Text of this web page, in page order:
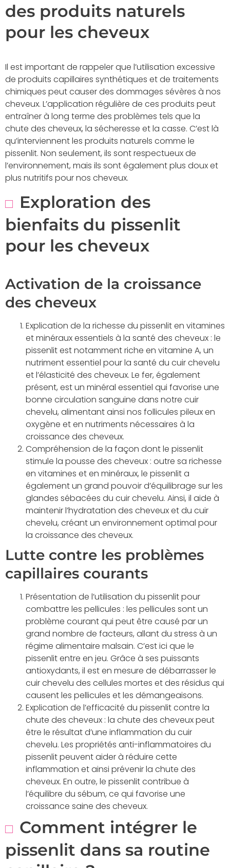
des produits naturels
pour les cheveux
Il est important de rappeler que l’utilisation excessive
de produits capillaires synthétiques et de traitements
chimiques peut causer des dommages sévères à nos
cheveux. L’application régulière de ces produits peut
entraîner à long terme des problèmes tels que la
chute des cheveux, la sécheresse et la casse. C’est là
qu’interviennent les produits naturels comme le
pissenlit. Non seulement, ils sont respectueux de
l’environnement, mais ils sont également plus doux et
plus nutritifs pour nos cheveux.
Exploration des
bienfaits du pissenlit
pour les cheveux
Activation de la croissance
des cheveux
Explication de la richesse du pissenlit en vitamines
et minéraux essentiels à la santé des cheveux : le
pissenlit est notamment riche en vitamine A, un
nutriment essentiel pour la santé du cuir chevelu
et l’élasticité des cheveux. Le fer, également
présent, est un minéral essentiel qui favorise une
bonne circulation sanguine dans notre cuir
chevelu, alimentant ainsi nos follicules pileux en
oxygène et en nutriments nécessaires à la
croissance des cheveux.
Compréhension de la façon dont le pissenlit
stimule la pousse des cheveux : outre sa richesse
en vitamines et en minéraux, le pissenlit a
également un grand pouvoir d’équilibrage sur les
glandes sébacées du cuir chevelu. Ainsi, il aide à
maintenir l’hydratation des cheveux et du cuir
chevelu, créant un environnement optimal pour
la croissance des cheveux.
Lutte contre les problèmes
capillaires courants
Présentation de l’utilisation du pissenlit pour
combattre les pellicules : les pellicules sont un
problème courant qui peut être causé par un
grand nombre de facteurs, allant du stress à un
régime alimentaire malsain. C’est ici que le
pissenlit entre en jeu. Grâce à ses puissants
antioxydants, il est en mesure de débarrasser le
cuir chevelu des cellules mortes et des résidus qui
causent les pellicules et les démangeaisons.
Explication de l’efficacité du pissenlit contre la
chute des cheveux : la chute des cheveux peut
être le résultat d’une inflammation du cuir
chevelu. Les propriétés anti-inflammatoires du
pissenlit peuvent aider à réduire cette
inflammation et ainsi prévenir la chute des
cheveux. En outre, le pissenlit contribue à
l’équilibre du sébum, ce qui favorise une
croissance saine des cheveux.
Comment intégrer le
pissenlit dans sa routine